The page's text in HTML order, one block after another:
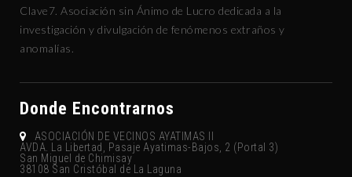
Clave7. Asociación sin Ánimo de Lucro dedicada a la
investigación y divulgación de fenómenos extraños y
anomalías.
Donde Encontrarnos
ASOCIACIÓN DE VECINOS AYATIMAS II
AVDA. La Libertad, Pasaje Ayatimas-Bajos, 2 (Portal 3)
San Miguel de Chimisay
38108 San Cristóbal de La Laguna